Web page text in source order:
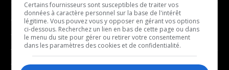
- Affaires municipales
- Communauté / Social
- Culture
- Économie
- Décompte franco
- Joué récemment
BALADOS
Certains fournisseurs sont susceptibles de traiter vos
données à caractère personnel sur la base de l'intérêt
légitime. Vous pouvez vous y opposer en gérant vos options
ci-dessous. Recherchez un lien en bas de cette page ou dans
le menu du site pour gérer ou retirer votre consentement
dans les paramètres des cookies et de confidentialité.